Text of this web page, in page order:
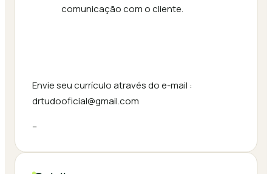
comunicação com o cliente.
Envie seu currículo através do e-mail :
drtudooficial@gmail.com
--